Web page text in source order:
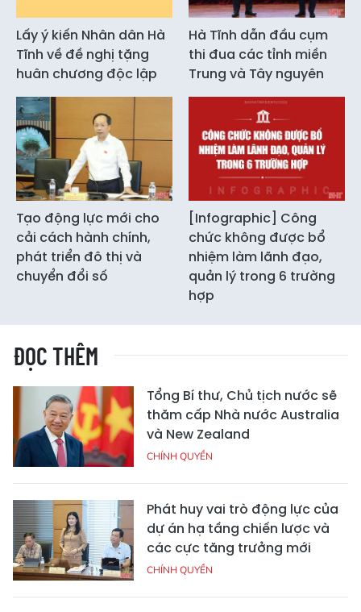
Lấy ý kiến Nhân dân Hà
Tĩnh về đề nghị tặng
huân chương độc lập
Hà Tĩnh dẫn đầu cụm
thi đua các tỉnh miền
Trung và Tây nguyên
Tạo động lực mới cho
cải cách hành chính,
phát triển đô thị và
chuyển đổi số
[Infographic] Công
chức không được bổ
nhiệm làm lãnh đạo,
quản lý trong 6 trường
hợp
ĐỌC THÊM
Tổng Bí thư, Chủ tịch nước sẽ
thăm cấp Nhà nước Australia
và New Zealand
CHÍNH QUYỀN
Phát huy vai trò động lực của
dự án hạ tầng chiến lược và
các cực tăng trưởng mới
CHÍNH QUYỀN